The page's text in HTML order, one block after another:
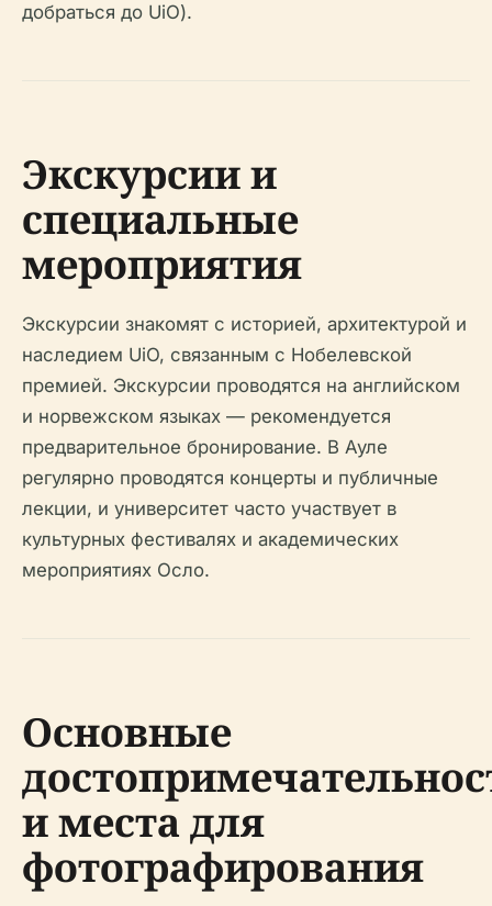
добраться до UiO).
Экскурсии и
специальные
мероприятия
Экскурсии знакомят с историей, архитектурой и
наследием UiO, связанным с Нобелевской
премией. Экскурсии проводятся на английском
и норвежском языках — рекомендуется
предварительное бронирование. В Ауле
регулярно проводятся концерты и публичные
лекции, и университет часто участвует в
культурных фестивалях и академических
мероприятиях Осло.
Основные
и места для
фотографирования